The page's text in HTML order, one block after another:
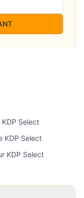
Select
KDP Select
KDP Select